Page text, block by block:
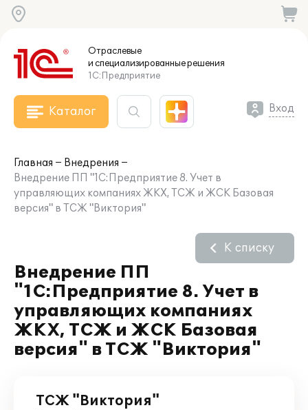
Отраслевые
и специализированныерешения
1С:Предприятие
Каталог Вход
Главная
Внедрения
Внедрение ПП "1С:Предприятие 8. Учет в
управляющих компаниях ЖКХ, ТСЖ и ЖСК Базовая
версия" в ТСЖ "Виктория"
Внедрение ПП
"1С:Предприятие 8. Учет в
управляющих компаниях
ЖКХ, ТСЖ и ЖСК Базовая
версия" в ТСЖ "Виктория"
К списку
ТСЖ "Виктория"